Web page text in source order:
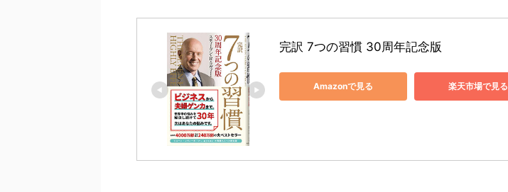
完訳 7つの習慣 30周年記念版
Amazonで見る 楽天市場で見る